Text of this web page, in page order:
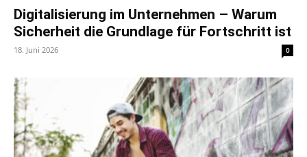
Digitalisierung im Unternehmen – Warum
Sicherheit die Grundlage für Fortschritt ist
18. Juni 2026 0